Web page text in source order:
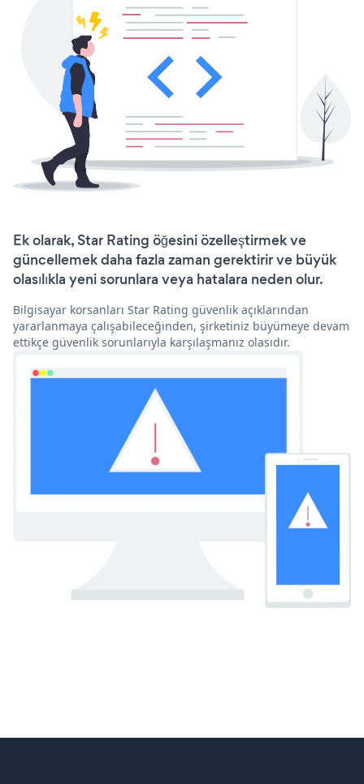
Ek olarak, Star Rating öğesini özelleştirmek ve
güncellemek daha fazla zaman gerektirir ve büyük
olasılıkla yeni sorunlara veya hatalara neden olur.
Bilgisayar korsanları Star Rating güvenlik açıklarından
yararlanmaya çalışabileceğinden, şirketiniz büyümeye devam
ettikçe güvenlik sorunlarıyla karşılaşmanız olasıdır.